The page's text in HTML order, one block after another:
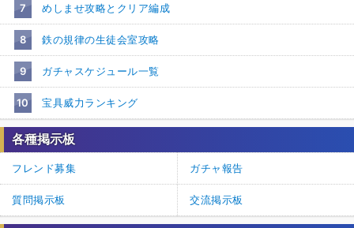
7 めしませ攻略とクリア編成
8 鉄の規律の生徒会室攻略
9 ガチャスケジュール一覧
10 宝具威力ランキング
各種掲示板
フレンド募集 ガチャ報告
質問掲示板 交流掲示板